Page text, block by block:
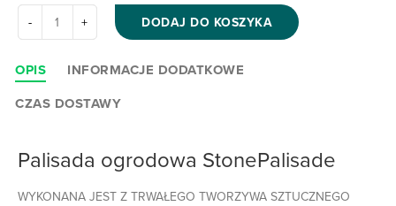
DODAJ DO KOSZYKA
OPIS
INFORMACJE DODATKOWE
CZAS DOSTAWY
Palisada ogrodowa StonePalisade
WYKONANA JEST Z TRWAŁEGO TWORZYWA SZTUCZNEGO